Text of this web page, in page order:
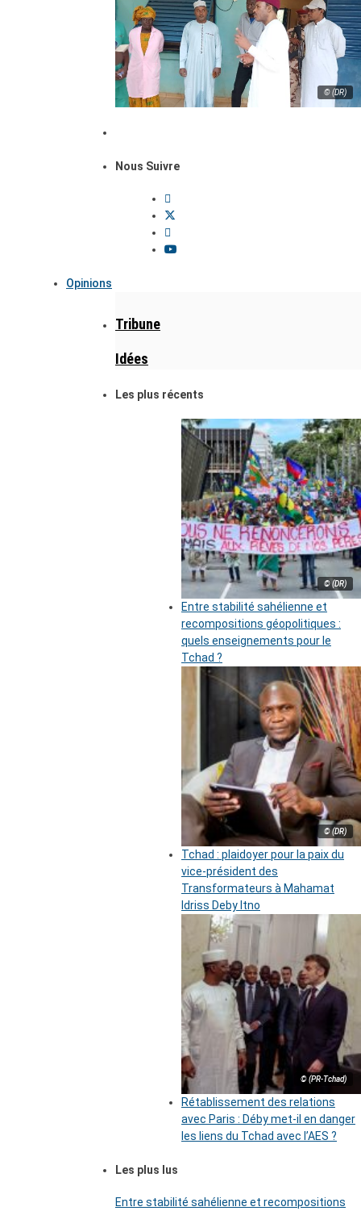
© (DR)
Nous Suivre
Opinions
Tribune
Idées
Les plus récents
© (DR)
Entre stabilité sahélienne et
recompositions géopolitiques :
quels enseignements pour le
Tchad ?
© (DR)
Tchad : plaidoyer pour la paix du
vice-président des
Transformateurs à Mahamat
Idriss Deby Itno
© (PR-Tchad)
Rétablissement des relations
avec Paris : Déby met-il en danger
les liens du Tchad avec l’AES ?
Les plus lus
Entre stabilité sahélienne et recompositions